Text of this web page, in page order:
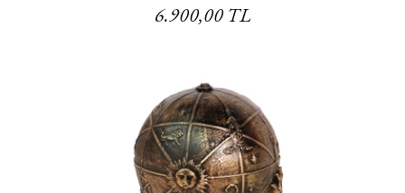
6.900,00 TL